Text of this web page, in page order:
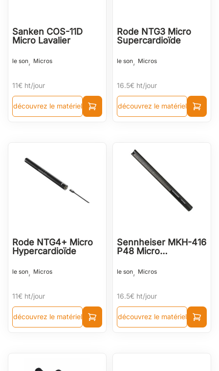
Sanken COS-11D
Micro Lavalier
le son, Micros
11€ ht/jour
découvrez le matériel
Rode NTG3 Micro
Supercardioïde
le son, Micros
16.5€ ht/jour
découvrez le matériel
Rode NTG4+ Micro
Hypercardioïde
le son, Micros
11€ ht/jour
découvrez le matériel
Sennheiser MKH-416
P48 Micro
le son, Micros
16.5€ ht/jour
découvrez le matériel